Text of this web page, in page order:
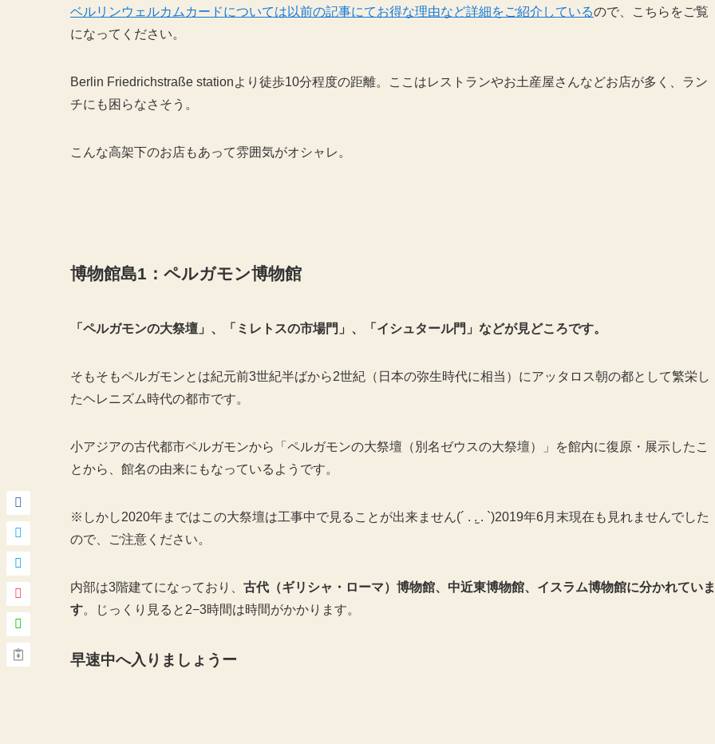
ベルリンウェルカムカードについては以前の記事にてお得な理由など詳細をご紹介しているので、こちらをご覧
になってください。
Berlin Friedrichstraße stationより徒歩10分程度の距離。ここはレストランやお土産屋さんなどお店が多く、ラン
チにも困らなさそう。
こんな高架下のお店もあって雰囲気がオシャレ。
博物館島1：ペルガモン博物館
「ペルガモンの大祭壇」、「ミレトスの市場門」、「イシュタール門」などが見どころです。
そもそもペルガモンとは紀元前3世紀半ばから2世紀（日本の弥生時代に相当）にアッタロス朝の都として繁栄し
たヘレニズム時代の都市です。
小アジアの古代都市ペルガモンから「ペルガモンの大祭壇（別名ゼウスの大祭壇）」を館内に復原・展示したこ
とから、館名の由来にもなっているようです。
※しかし2020年まではこの大祭壇は工事中で見ることが出来ません(´ . .̫ . `)2019年6月末現在も見れませんでした
ので、ご注意ください。
内部は3階建てになっており、 古代（ギリシャ・ローマ）博物館、中近東博物館、イスラム博物館に分かれていま
す。じっくり見ると2−3時間は時間がかかります。
早速中へ入りましょうー